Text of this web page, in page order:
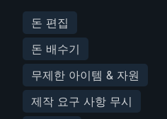
돈 편집
돈 배수기
무제한 아이템 & 자원
제작 요구 사항 무시